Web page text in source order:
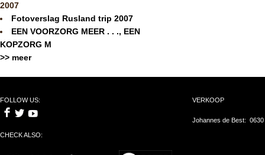
2007
Fotoverslag Rusland trip 2007
EEN VOORZORG MEER . . ., EEN
KOPZORG M
>> meer
FOLLOW US:
CHECK ALSO:
VERKOOP
Johannes de Best: 0630